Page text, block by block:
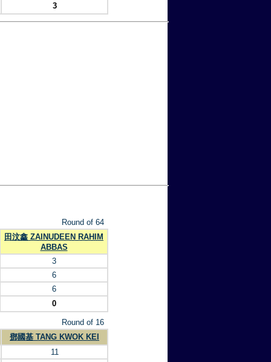
3
Round of 64
田汶鑫 ZAINUDEEN RAHIM
ABBAS
3
6
6
0
Round of 16
鄧國基 TANG KWOK KEI
11